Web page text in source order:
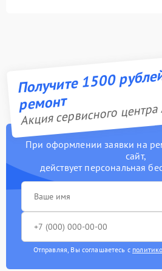
Получите 1500
ремонт
Акция сервисного
При оформлении заявки на
сайт,
действует персональная
Отправляя, Вы соглашаетесь с